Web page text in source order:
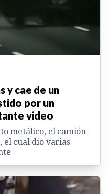
y cae de un
por un
video
metálico, el camión
el cual dio varias